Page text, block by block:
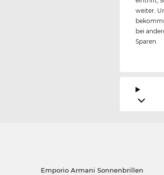
weiter.
bei
Sparen.
Emporio Armani Sonnenbrillen